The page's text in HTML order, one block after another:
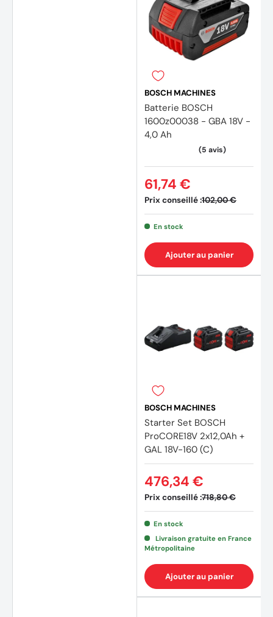
BOSCH MACHINES
Batterie BOSCH
1600z00038 - GBA 18V -
4,0 Ah
Prix conseillé :102,00 €
61,74 €
En stock
Ajouter au panier
BOSCH MACHINES
Starter Set BOSCH
ProCORE18V 2x12,0Ah +
GAL 18V-160 (C)
Prix conseillé :718,80 €
476,34 €
En stock
Livraison gratuite en France
Métropolitaine
Ajouter au panier